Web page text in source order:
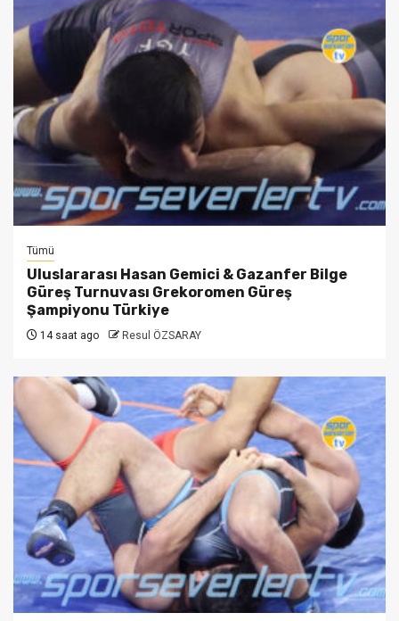
Tümü
Uluslararası Hasan Gemici & Gazanfer Bilge
Güreş Turnuvası Grekoromen Güreş
Şampiyonu Türkiye
14 saat ago Resul ÖZSARAY